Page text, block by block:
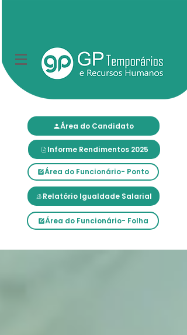
Área do Candidato
Informe Rendimentos 2025
Área do Funcionário- Ponto
Relatório Igualdade Salarial
Área do Funcionário- Folha